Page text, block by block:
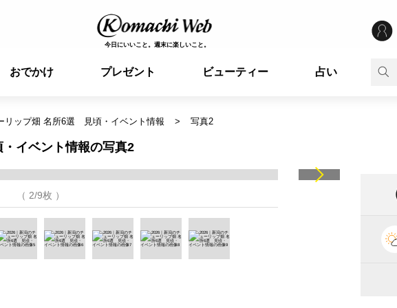
今日にいいこと。週末に楽しいこと。
おでかけ プレゼント ビューティー 占い
リップ畑 名所6選 見頃・イベント情報 写真2
イベント情報の写真2
（ 2/9枚 ）